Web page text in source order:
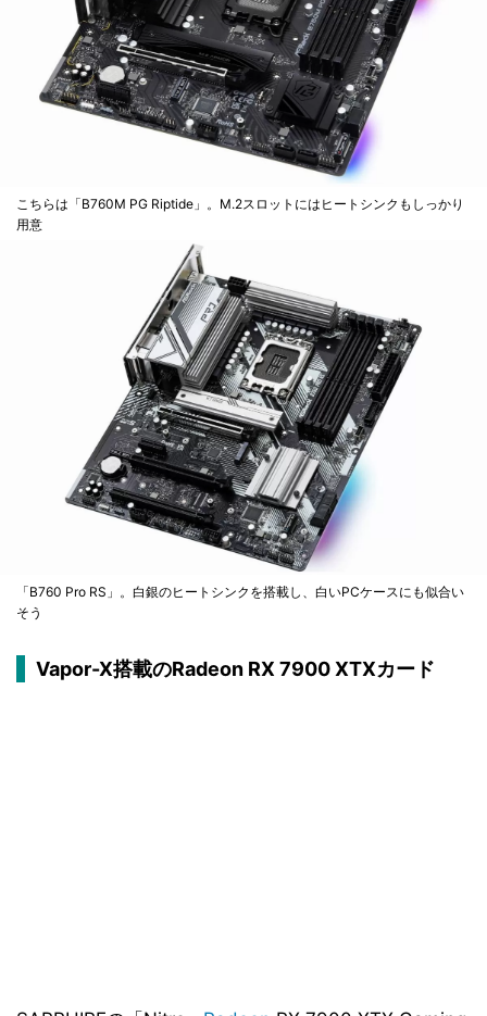
こちらは「B760M PG Riptide」。M.2スロットにはヒートシンクもしっかり
用意
「B760 Pro RS」。白銀のヒートシンクを搭載し、白いPCケースにも似合い
そう
Vapor-X搭載のRadeon RX 7900 XTXカード